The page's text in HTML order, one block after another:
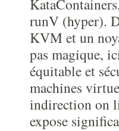
runV (hyper).
KVM et un
pas magique,
équitable et
machines
indirection on
expose